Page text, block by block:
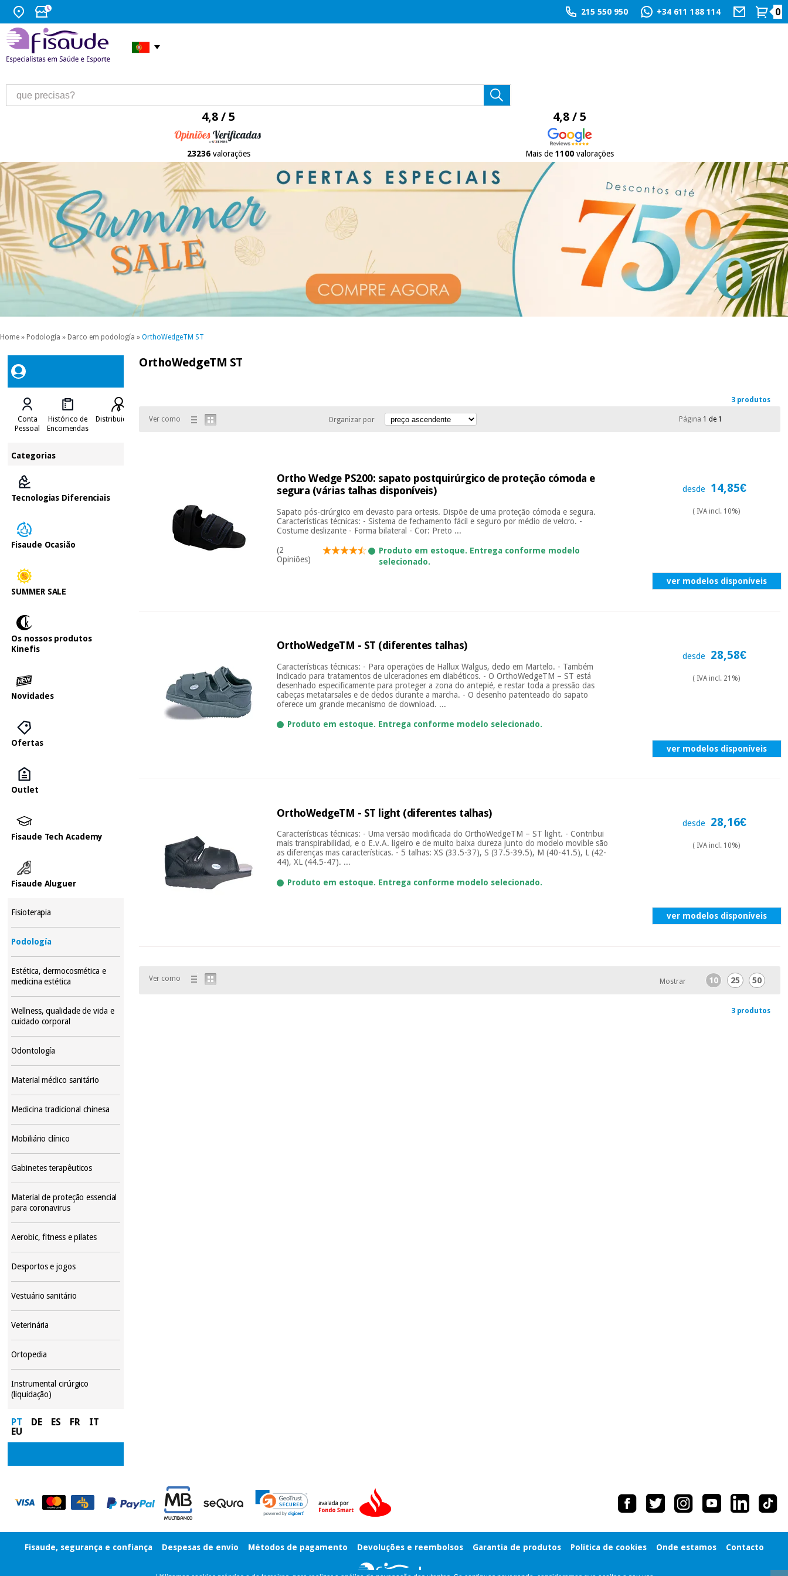
215 550 950 +34 611 188 114 0
4,8 / 5
23236valorações
4,8 / 5
Mais de 1100valorações
Home » Podología » Darco em podología » OrthoWedgeTM ST
Conta
Pessoal
Histórico de
Encomendas
Distribuidores
Categorias
Tecnologias Diferenciais
Fisaude Ocasião
SUMMER SALE
Os nossos produtos
Kinefis
Novidades
Ofertas
Outlet
Fisaude Tech Academy
Fisaude Aluguer
Fisioterapia
Podología
Estética, dermocosmética e
medicina estética
Wellness, qualidade de vida e
cuidado corporal
Odontología
Material médico sanitário
Medicina tradicional chinesa
Mobiliário clínico
Gabinetes terapêuticos
Material de proteção essencial
para coronavirus
Aerobic, fitness e pilates
Desportos e jogos
Vestuário sanitário
Veterinária
Ortopedia
Instrumental cirúrgico
(liquidação)
PT DE ES FR
IT
EU
OrthoWedgeTM ST
3 produtos
Ver como Organizar por Página 1 de 1
Ortho Wedge PS200: sapato postquirúrgico de proteção cómoda e
segura (várias talhas disponíveis)
Sapato pós-cirúrgico em devasto para ortesis. Dispõe de uma proteção cómoda e segura.
Características técnicas: - Sistema de fechamento fácil e seguro por médio de velcro. -
Costume deslizante - Forma bilateral - Cor: Preto ...
(2
Opiniões)
Produto em estoque. Entrega conforme modelo
selecionado.
desde 14,85€
( IVA incl. 10%)
ver modelos disponíveis
OrthoWedgeTM - ST (diferentes talhas)
Características técnicas: - Para operações de Hallux Walgus, dedo em Martelo. - Também
indicado para tratamentos de ulceraciones em diabéticos. - O OrthoWedgeTM – ST está
desenhado especificamente para proteger a zona do antepié, e restar toda a pressão das
cabeças metatarsales e de dedos durante a marcha. - O desenho patenteado do sapato
oferece um grande mecanismo de download. ...
Produto em estoque. Entrega conforme modelo selecionado.
desde 28,58€
( IVA incl. 21%)
ver modelos disponíveis
OrthoWedgeTM - ST light (diferentes talhas)
Características técnicas: - Uma versão modificada do OrthoWedgeTM – ST light. - Contribui
mais transpirabilidad, e o E.v.A. ligeiro e de muito baixa dureza junto do modelo movible são
as diferenças mas características. - 5 talhas: XS (33.5-37), S (37.5-39.5), M (40-41.5), L (42-
44), XL (44.5-47). ...
Produto em estoque. Entrega conforme modelo selecionado.
desde 28,16€
( IVA incl. 10%)
ver modelos disponíveis
Ver como Mostrar 10 25 50
3 produtos
Fisaude, segurança e confiança Despesas de envio Métodos de pagamento Devoluções e reembolsos Garantia de produtos Política de cookies Onde estamos Contacto